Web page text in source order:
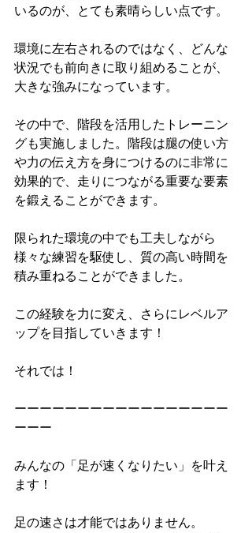
いるのが、とても素晴らしい点です。
環境に左右されるのではなく、どんな
状況でも前向きに取り組めることが、
大きな強みになっています。
その中で、階段を活用したトレーニン
グも実施しました。階段は腿の使い方
や力の伝え方を身につけるのに非常に
効果的で、走りにつながる重要な要素
を鍛えることができます。
限られた環境の中でも工夫しながら
様々な練習を駆使し、質の高い時間を
積み重ねることができました。
この経験を力に変え、さらにレベルア
ップを目指していきます！
それでは！
ーーーーーーーーーーーーーーーーー
ーーー
みんなの「足が速くなりたい」を叶え
ます！
足の速さは才能ではありません。